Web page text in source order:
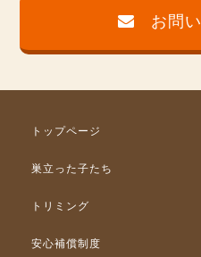
お問
トップページ
巣立った子たち
トリミング
安心補償制度